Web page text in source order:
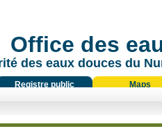
Office des
des eaux douces du
Registre public Maps